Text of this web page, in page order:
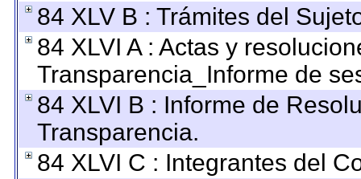
84 XLV B : Trámites del
84 XLVI A : Actas y
Transparencia_Informe de
84 XLVI B : Informe de
Transparencia.
84 XLVI C : Integrantes del